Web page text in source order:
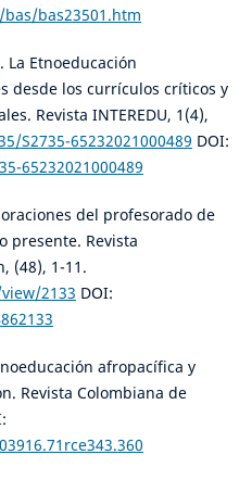
bas23501.htm
La Etnoeducación
desde los currículos críticos y
Revista INTEREDU, 1(4),
S2735-65232021000489 DOI:
65232021000489
del profesorado de
presente. Revista
(48), 1-11.
2133 DOI:
afropacífica y
Revista Colombiana de